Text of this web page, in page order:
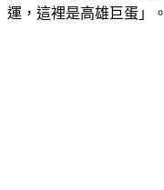
運，這裡是高雄巨蛋」。